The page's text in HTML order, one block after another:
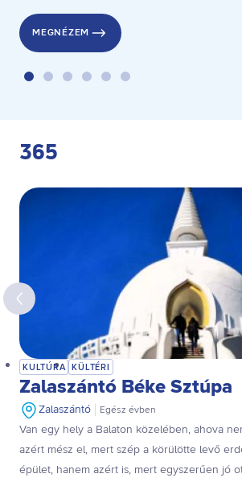
MEGNÉZEM
365
KULTÚRA KÜLTÉRI
Zalaszántó Béke Sztúpa
Zalaszántó Egész évben
Van egy hely a Balaton közelében, ahova
azért mész el, mert szép a körülötte levő
épület, hanem azért is, mert egyszerűen jó